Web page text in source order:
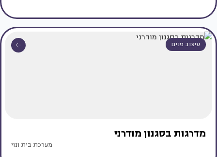
עיצוב פנים
מדרגות בסגנון מודרני
מערכת בית ונוי